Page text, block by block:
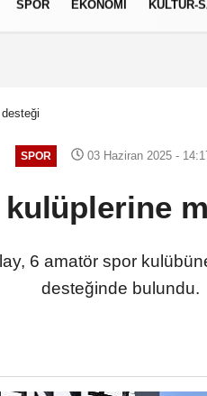
SPOR EKONOMİ KÜLTÜR-
SPOR 03 Haziran 2025 -
6 amatör spor
desteğinde bulundu.